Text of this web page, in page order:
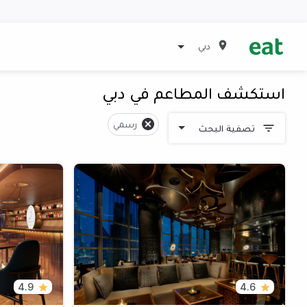
دبي
استكشف المطاعم في دبي
تصفية البحث رسمي
4.6
4.9